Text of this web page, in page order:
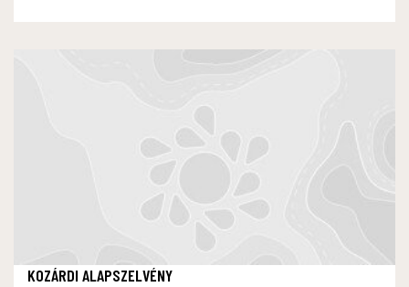
KOZÁRDI ALAPSZELVÉNY